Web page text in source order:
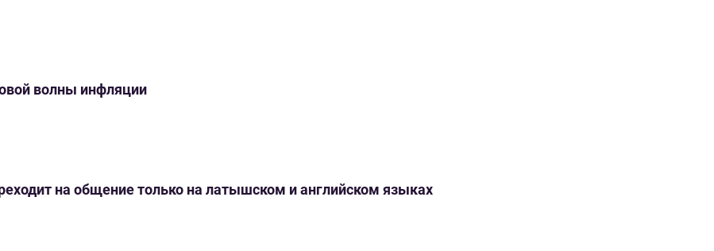
волны инфляции
на общение только на латышском и английском языках